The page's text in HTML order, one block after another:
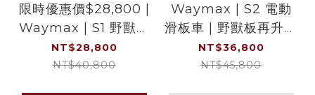
限時優惠價$28,800 |
Waymax | S1 野獸板
| 電動滑板車之王 | 超
越同級越野車款
NT$28,800
NT$40,800
Waymax | S2 電動
滑板車 | 野獸板再升級
| 馭野王者 | 越野旗艦
車款
NT$36,800
NT$45,800